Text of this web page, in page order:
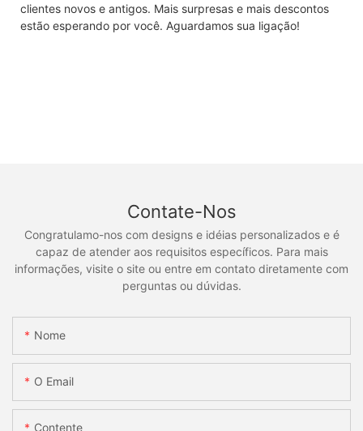
clientes novos e antigos. Mais surpresas e mais descontos
estão esperando por você. Aguardamos sua ligação!
Contate-Nos
Congratulamo-nos com designs e idéias personalizados e é
capaz de atender aos requisitos específicos. Para mais
informações, visite o site ou entre em contato diretamente com
perguntas ou dúvidas.
Nome
O Email
Contente